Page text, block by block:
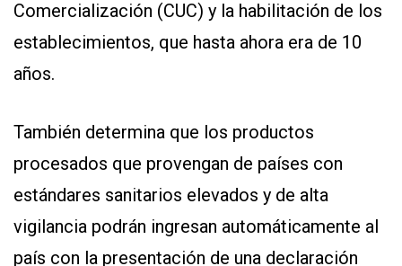
Comercialización (CUC) y la habilitación de los
establecimientos, que hasta ahora era de 10
años.
También determina que los productos
procesados que provengan de países con
estándares sanitarios elevados y de alta
vigilancia podrán ingresan automáticamente al
país con la presentación de una declaración